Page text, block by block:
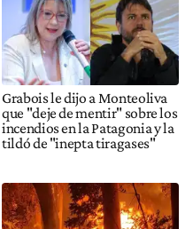
Grabois le dijo a Monteoliva
que "deje de mentir" sobre los
incendios en la Patagonia y la
tildó de "inepta tiragases"